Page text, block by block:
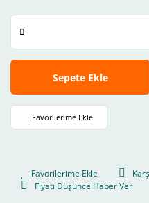
Sepete Ekle
Fiyatı Düşünce Haber Ver